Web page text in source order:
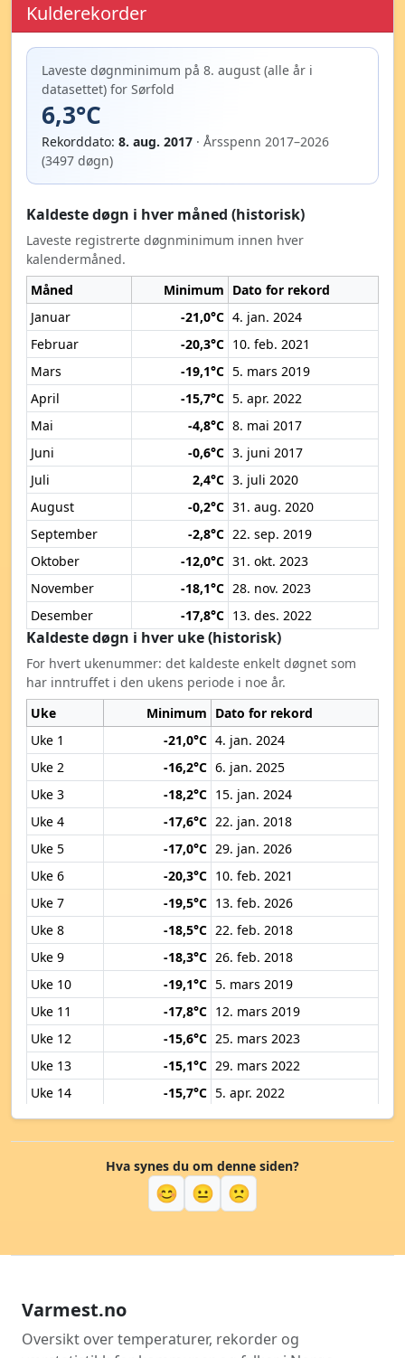
Kulderekorder
Laveste døgnminimum på 8. august (alle år i
datasettet) for Sørfold
6,3°C
Rekorddato: 8. aug. 2017 · Årsspenn 2017–2026
(3497 døgn)
Kaldeste døgn i hver måned (historisk)
Laveste registrerte døgnminimum innen hver
kalendermåned.
Måned
Minimum Dato for rekord
Januar
-21,0°C 4. jan. 2024
Februar
-20,3°C 10. feb. 2021
Mars
-19,1°C 5. mars 2019
April
-15,7°C 5. apr. 2022
Mai
-4,8°C 8. mai 2017
Juni
-0,6°C 3. juni 2017
Juli
2,4°C 3. juli 2020
August
-0,2°C 31. aug. 2020
September
-2,8°C 22. sep. 2019
Oktober
-12,0°C 31. okt. 2023
November
-18,1°C 28. nov. 2023
Desember
-17,8°C 13. des. 2022
Kaldeste døgn i hver uke (historisk)
For hvert ukenummer: det kaldeste enkelt døgnet som
har inntruffet i den ukens periode i noe år.
Uke
Minimum Dato for rekord
Uke 1
-21,0°C 4. jan. 2024
Uke 2
-16,2°C 6. jan. 2025
Uke 3
-18,2°C 15. jan. 2024
Uke 4
-17,6°C 22. jan. 2018
Uke 5
-17,0°C 29. jan. 2026
Uke 6
-20,3°C 10. feb. 2021
Uke 7
-19,5°C 13. feb. 2026
Uke 8
-18,5°C 22. feb. 2018
Uke 9
-18,3°C 26. feb. 2018
Uke 10
-19,1°C 5. mars 2019
Uke 11
-17,8°C 12. mars 2019
Uke 12
-15,6°C 25. mars 2023
Uke 13
-15,1°C 29. mars 2022
Uke 14
-15,7°C 5. apr. 2022
Uke 15
-10,6°C 11. apr. 2019
Uke 16
-8,4°C 18. apr. 2017
-5,9°C 25. apr. 2023
-4,5°C
7. mai 2021
Uke 20
-2,2°C 11. mai 2020
Uke 22
Uke 23
-0,1°C 8. juni 2022
Hva synes du om denne siden?
😊 😐 🙁
Varmest.no
Oversikt over temperaturer, rekorder og